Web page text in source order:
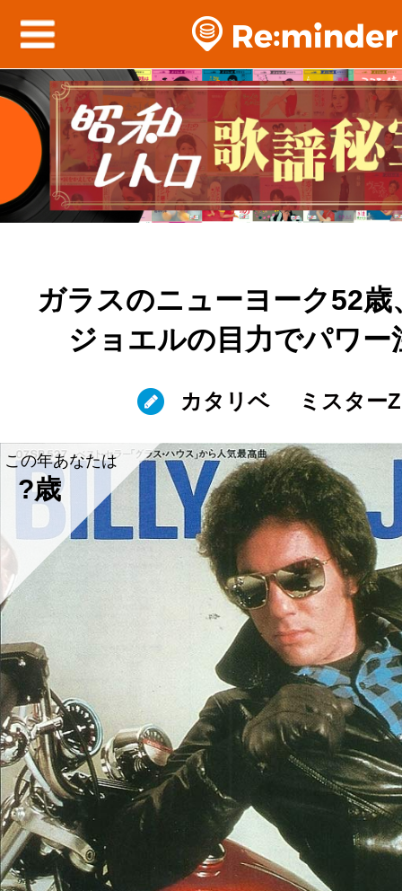
ガラスのニューヨーク52歳
ジョエルの目力でパワー
カタリベ ミスターZ
この年あなたは
?歳